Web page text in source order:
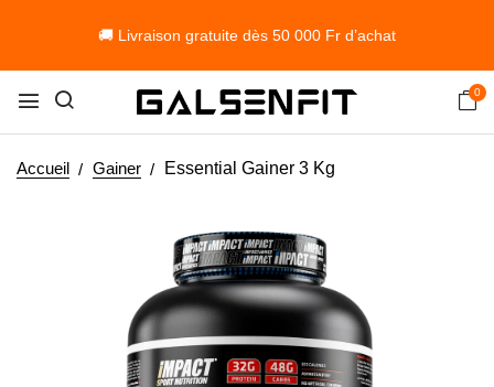
🚚 Livraison gratuite dès 50 000 Fr d’achat
0
Accueil Gainer Essential Gainer 3 Kg